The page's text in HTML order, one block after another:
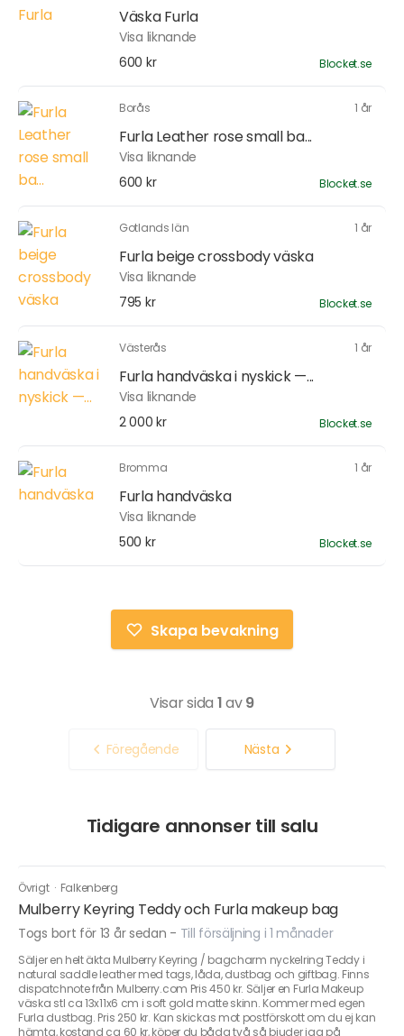
Väska Furla
Visa liknande
600 kr
Blocket.se
Borås 1 år
Furla Leather rose small ba...
Visa liknande
600 kr
Blocket.se
Gotlands län 1 år
Furla beige crossbody väska
Visa liknande
795 kr
Blocket.se
Västerås 1 år
Furla handväska i nyskick —...
Visa liknande
2 000 kr
Blocket.se
Bromma 1 år
Furla handväska
Visa liknande
500 kr
Blocket.se
Skapa bevakning
Visar sida 1av9
Föregående Nästa
Tidigare annonser till salu
Övrigt · Falkenberg
Mulberry Keyring Teddy och Furla makeup bag
Togs bort för 13 år sedan - Till försäljning i 1 månader
Säljer en helt äkta Mulberry Keyring / bagcharm nyckelring Teddy i
natural saddle leather med tags, låda, dustbag och giftbag. Finns
dispatchnote från Mulberry.com Pris 450 kr. Säljer en Furla Makeup
väska stl ca 13x11x6 cm i soft gold matte skinn. Kommer med egen
Furla dustbag. Pris 250 kr. Kan skickas mot postförskott om du ej kan
hämta, kostand ca 60 kr, köper du båda två så bjuder jag på